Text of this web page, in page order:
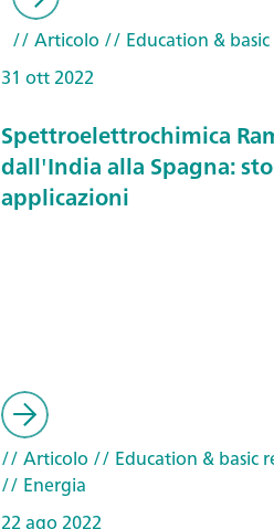
// Articolo // Education & basic
31 ott 2022
Spettroelettrochimica
dall'India alla Spagna:
applicazioni
// Articolo // Education & basic
// Energia
22 ago 2022